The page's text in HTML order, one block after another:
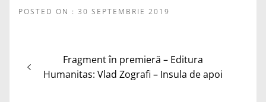
POSTED ON : 30 SEPTEMBRIE 2019
Navigare
în
Articolul
anterior:
Fragment în premieră – Editura
Humanitas: Vlad Zografi – Insula de apoi